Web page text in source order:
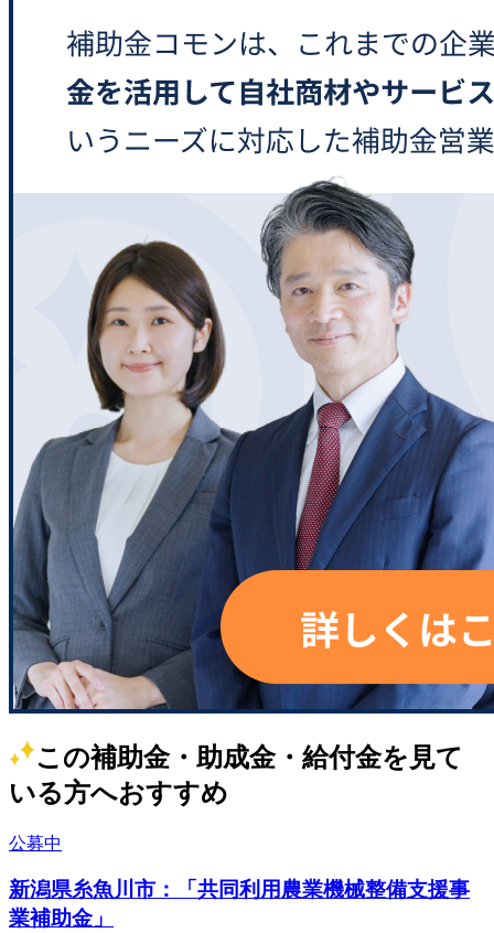
この補助金・助成金・給付金を見て
いる方へおすすめ
公募中
新潟県糸魚川市：「共同利用農業機械整備支援事
業補助金」